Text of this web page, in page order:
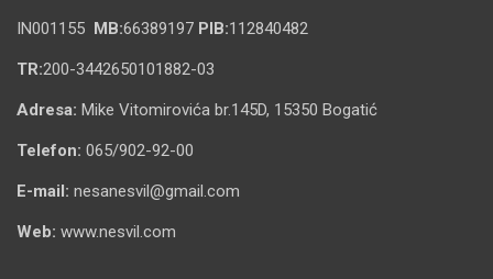
IN001155 MB:66389197 PIB:112840482
TR:200-3442650101882-03
Adresa: Mike Vitomirovića br.145D, 15350 Bogatić
Telefon: 065/902-92-00
E-mail: nesanesvil@gmail.com
Web: www.nesvil.com